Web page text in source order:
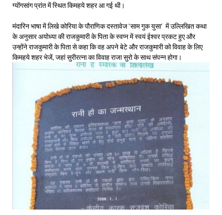
ग्योंगसांग प्रांत में स्थित किमहये शहर आ गई थी।
मंदारिन भाषा में लिखे कोरिया के पौराणिक दस्तावेज ‘साम गुक युसा’ में उल्लिखित कथा
के अनुसार अयोध्या की राजकुमारी के पिता के स्वप्न में स्वयं ईश्वर प्रकट हुए और
उन्होंने राजकुमारी के पिता से कहा कि वह अपने बेटे और राजकुमारी को विवाह के लिए
किमहये शहर भेजें, जहां सुरीरत्ना का विवाह राजा सुरो के साथ संपन्न होगा।